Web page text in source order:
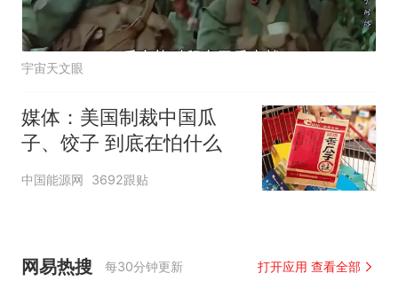
宇宙天文眼
媒体：美国制裁中国瓜
子、饺子 到底在怕什么
中国能源网 3692跟贴
网易热搜 每30分钟更新 打开应用 查看全部